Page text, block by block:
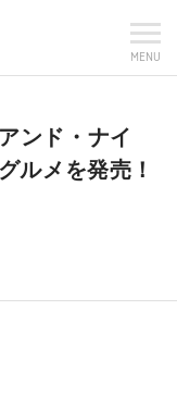
MENU
ンド・ナイ
ルメを発売！